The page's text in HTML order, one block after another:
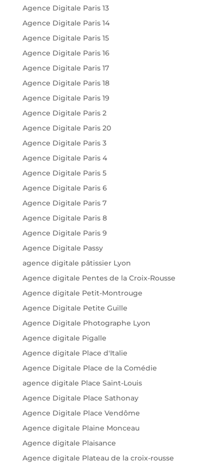
Agence Digitale Paris 13
Agence Digitale Paris 14
Agence Digitale Paris 15
Agence Digitale Paris 16
Agence Digitale Paris 17
Agence Digitale Paris 18
Agence Digitale Paris 19
Agence Digitale Paris 2
Agence Digitale Paris 20
Agence Digitale Paris 3
Agence Digitale Paris 4
Agence Digitale Paris 5
Agence Digitale Paris 6
Agence Digitale Paris 7
Agence Digitale Paris 8
Agence Digitale Paris 9
Agence Digitale Passy
agence digitale pâtissier Lyon
Agence digitale Pentes de la Croix-Rousse
Agence digitale Petit-Montrouge
Agence Digitale Petite Guille
Agence Digitale Photographe Lyon
Agence digitale Pigalle
Agence digitale Place d'Italie
Agence Digitale Place de la Comédie
agence digitale Place Saint-Louis
Agence Digitale Place Sathonay
Agence Digitale Place Vendôme
Agence digitale Plaine Monceau
Agence digitale Plaisance
Agence digitale Plateau de la croix-rousse